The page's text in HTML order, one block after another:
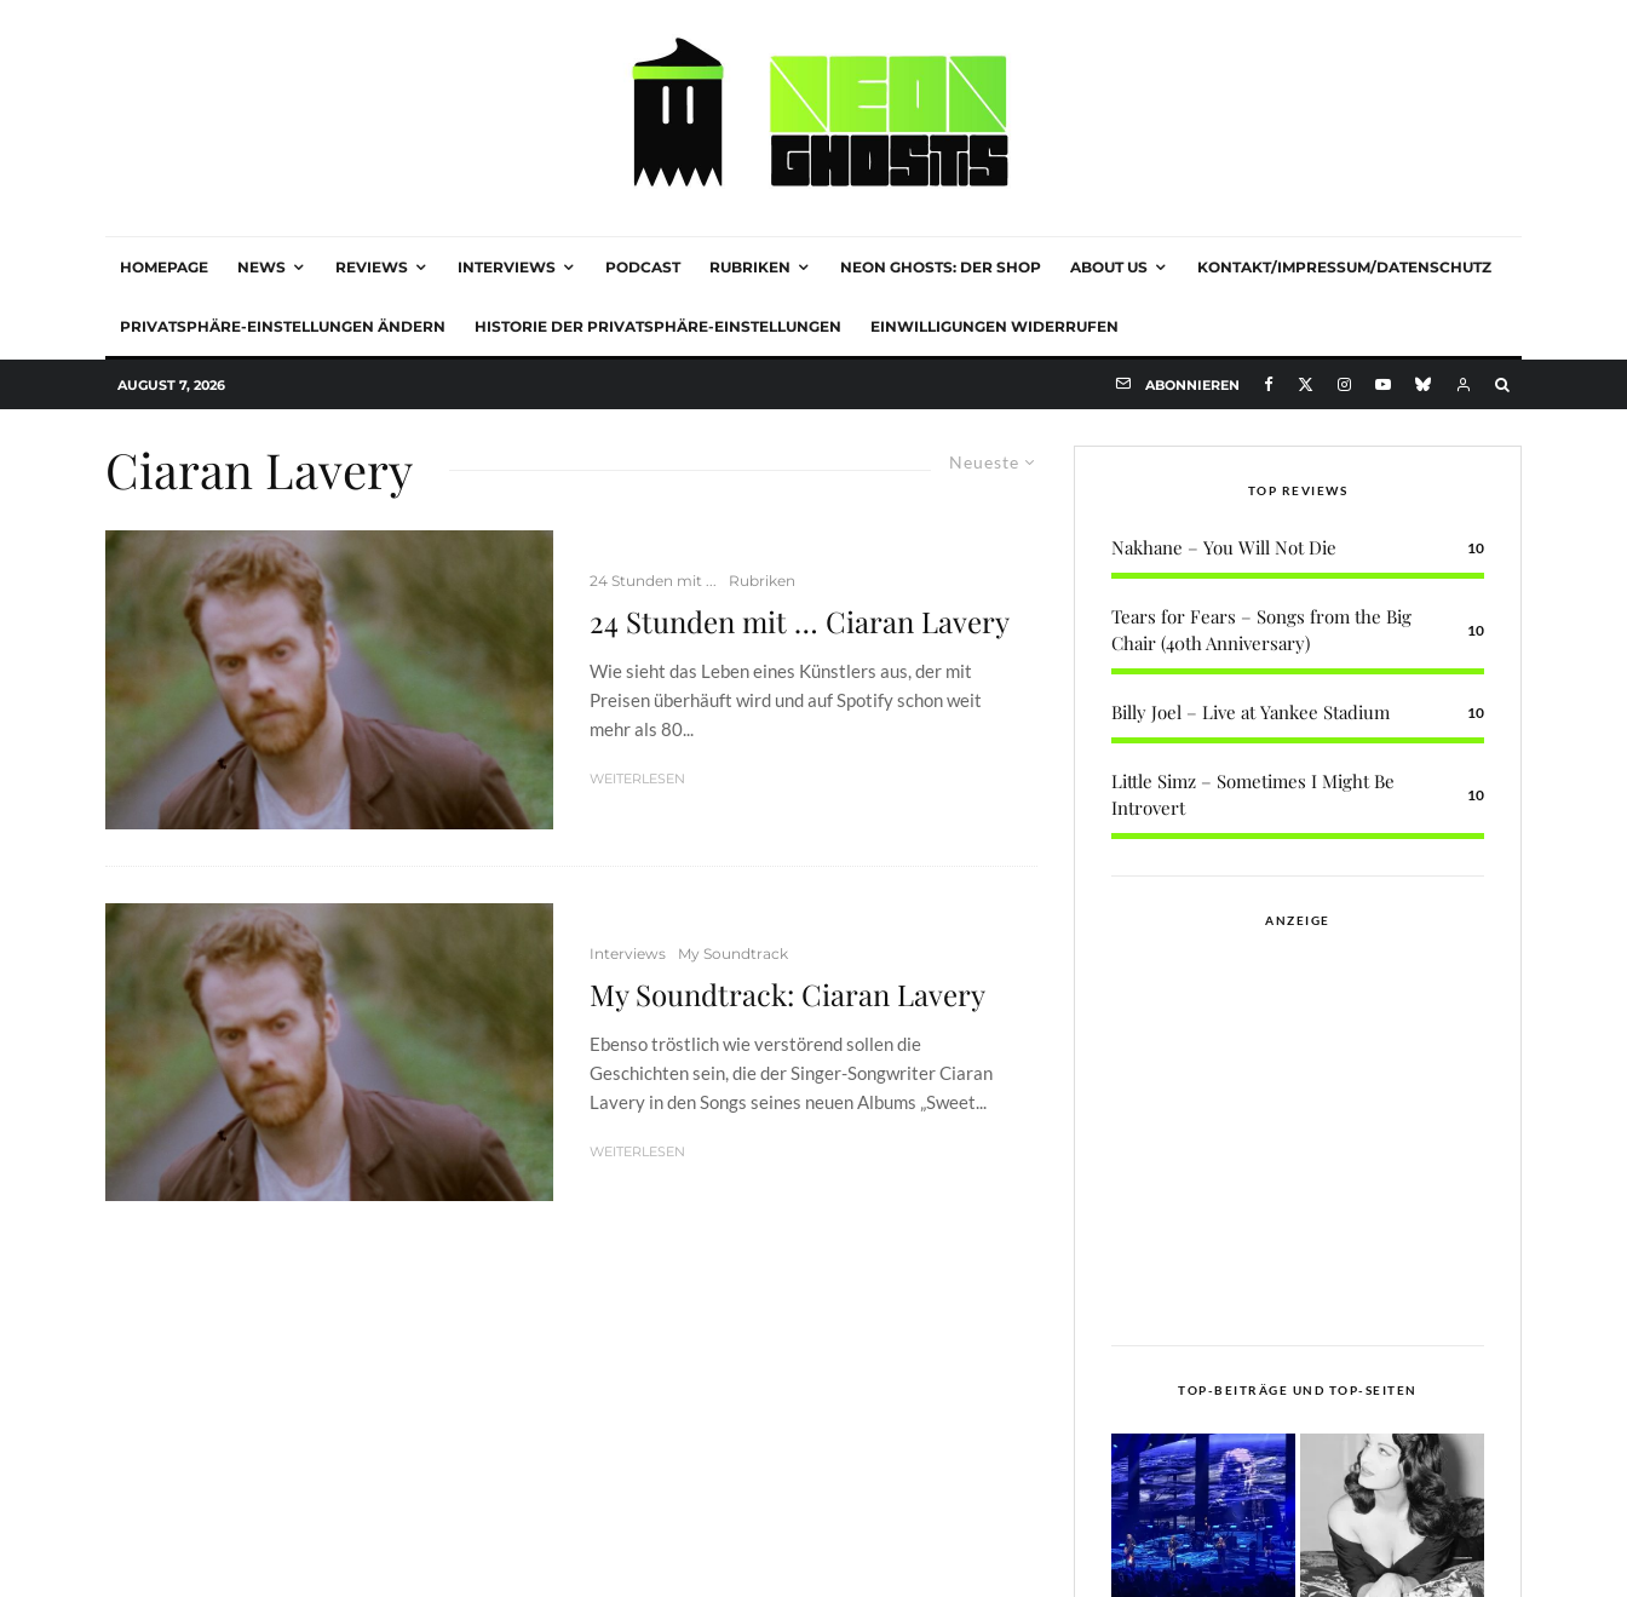
HOMEPAGE NEWS REVIEWS INTERVIEWS PODCAST RUBRIKEN NEON GHOSTS: DER SHOP ABOUT US KONTAKT/IMPRESSUM/DATENSCHUTZ
PRIVATSPHÄRE-EINSTELLUNGEN ÄNDERN HISTORIE DER PRIVATSPHÄRE-EINSTELLUNGEN EINWILLIGUNGEN WIDERRUFEN
AUGUST 7, 2026 ABONNIEREN
Neueste
Ciaran Lavery
24 Stunden mit ... Rubriken
24 Stunden mit … Ciaran Lavery
Wie sieht das Leben eines Künstlers aus, der mit
Preisen überhäuft wird und auf Spotify schon weit
mehr als 80...
WEITERLESEN
Interviews My Soundtrack
My Soundtrack: Ciaran Lavery
Ebenso tröstlich wie verstörend sollen die
Geschichten sein, die der Singer-Songwriter Ciaran
Lavery in den Songs seines neuen Albums „Sweet...
WEITERLESEN
TOP REVIEWS
Nakhane – You Will Not Die 10
Tears for Fears – Songs from the Big
Chair (40th Anniversary)
10
Billy Joel – Live at Yankee Stadium 10
Little Simz – Sometimes I Might Be
Introvert
10
ANZEIGE
TOP-BEITRÄGE UND TOP-SEITEN